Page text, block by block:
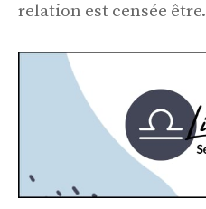
relation est censée être.